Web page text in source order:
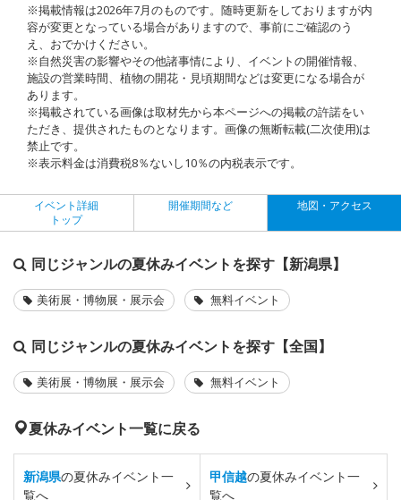
※掲載情報は2026年7月のものです。随時更新をしておりますが内
容が変更となっている場合がありますので、事前にご確認のう
え、おでかけください。
※自然災害の影響やその他諸事情により、イベントの開催情報、
施設の営業時間、植物の開花・見頃期間などは変更になる場合が
あります。
※掲載されている画像は取材先から本ページへの掲載の許諾をい
ただき、提供されたものとなります。画像の無断転載(二次使用)は
禁止です。
※表示料金は消費税8％ないし10％の内税表示です。
イベント詳細
トップ
開催期間など 地図・アクセス
同じジャンルの夏休みイベントを探す【新潟県】
美術展・博物展・展示会 無料イベント
同じジャンルの夏休みイベントを探す【全国】
美術展・博物展・展示会 無料イベント
夏休みイベント一覧に戻る
新潟県の夏休みイベント一
覧へ
甲信越の夏休みイベント一
覧へ